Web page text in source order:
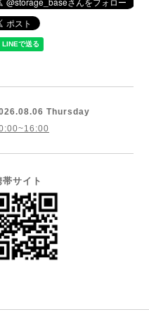
Thursday
帯サイト